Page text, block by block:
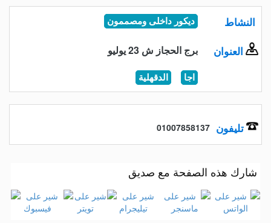
ديكور داخلى ومصممون النشاط
برج الحجاز ش 23 يوليو العنوان
اجا الدقهلية
01007858137 تليفون
شارك هذه الصفحة مع صديق